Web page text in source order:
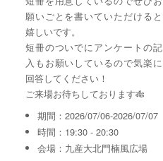
願いごとを書いていただけると
嬉しいです。
短冊のついでにアンケートの記
入もお願いしているので気楽に
回答してください！
ご来場お待ちしております🎋
期間：2026/07/06-2026/07/07
時間：19:30 - 20:30
会場：九産大北門楠風広場